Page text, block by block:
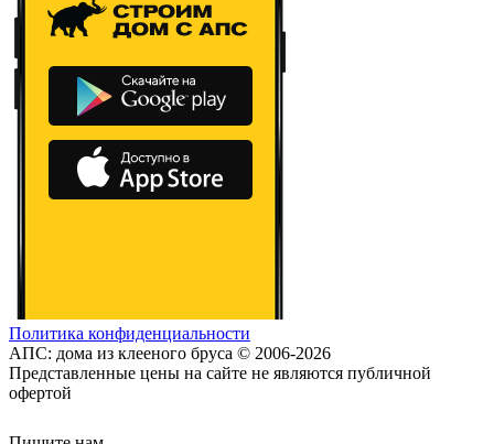
Политика конфиденциальности
АПС: дома из клееного бруса © 2006-2026
Представленные цены на сайте не являются публичной
офертой